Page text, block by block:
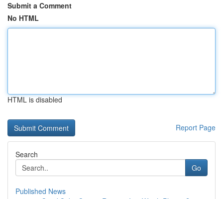
Submit a Comment
No HTML
HTML is disabled
Report Page
Search
Go
Published News